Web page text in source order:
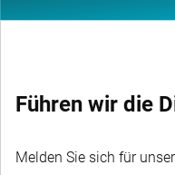
Führen wir die
Melden Sie sich für